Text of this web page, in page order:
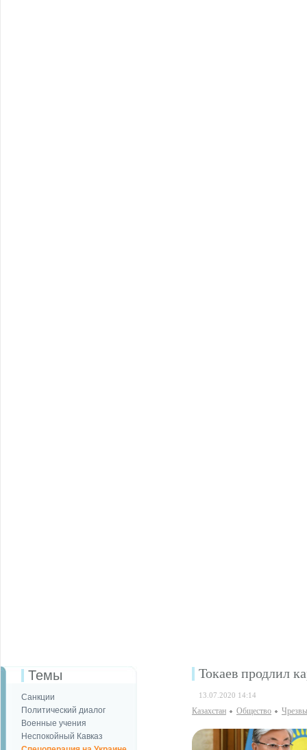
Темы
Санкции
Политический диалог
Военные учения
Неспокойный Кавказ
Токаев продлил
13.07.2020 14:14
Казахстан Общество